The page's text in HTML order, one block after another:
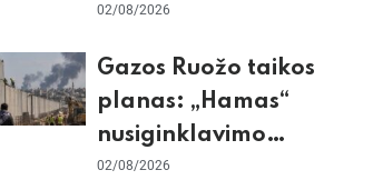
tinklai ir ES skilimas
02/08/2026
Gazos Ruožo taikos
planas: „Hamas“
nusiginklavimo
sąlygos, Izraelio
02/08/2026